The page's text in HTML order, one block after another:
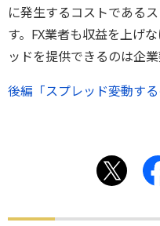
に発生するコストである
す。FX業者も収益を上げ
ッドを提供できるのは企
後編「スプレッド――変動す